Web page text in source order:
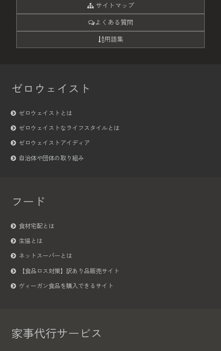
サイトマップ
よくある質問
用語集
ゼロウェイスト
ゼロウェイストとは
ゼロウェイストなライフスタイルとは
ゼロウェイストアイディア
自治体や団体の取り組み
フード
食材宅配とは
生協とは
ネットスーパーとは
【食品ロス対策】訳あり品販売サイト
ヴィーガン食品を購入できるサイト
家事代行サービス